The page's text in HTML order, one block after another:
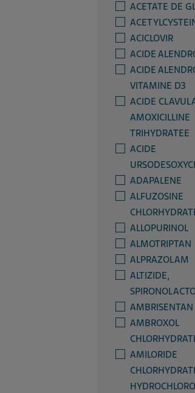
ACETATE DE
ACICLOVIR
ACIDE
ACIDE
VITAMINE D3
ACIDE
AMOXICILLINE
TRIHYDRATEE
ACIDE
ADAPALENE
ALFUZOSINE
ALLOPURINOL
ALMOTRIPTAN
ALPRAZOLAM
ALTIZIDE,
AMBRISENTAN
AMBROXOL
AMILORIDE